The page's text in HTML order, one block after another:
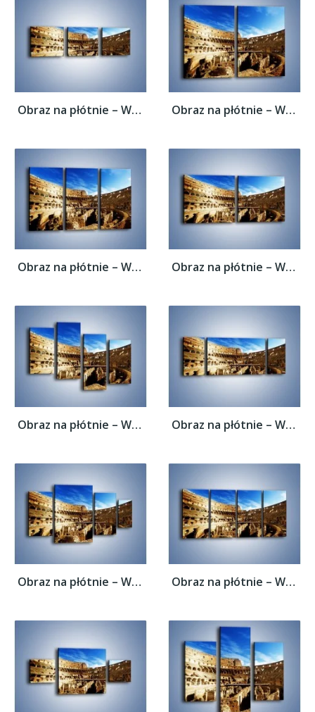
Obraz na płótnie – Wnętrze koloseum w... Obraz na płótnie – Wnętrze koloseum w...
Obraz na płótnie – Wnętrze koloseum w... Obraz na płótnie – Wnętrze koloseum w...
Obraz na płótnie – Wnętrze koloseum w... Obraz na płótnie – Wnętrze koloseum w...
Obraz na płótnie – Wnętrze koloseum w... Obraz na płótnie – Wnętrze koloseum w...